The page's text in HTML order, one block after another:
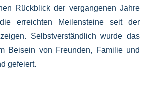
Rückblick der vergangenen Jahre
erreichten Meilensteine seit der
Selbstverständlich wurde das
Beisein von Freunden, Familie und
gefeiert.